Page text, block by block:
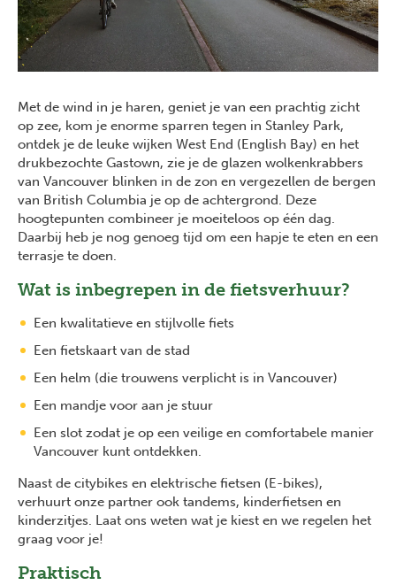
Met de wind in je haren, geniet je van een prachtig zicht
op zee, kom je enorme sparren tegen in Stanley Park,
ontdek je de leuke wijken West End (English Bay) en het
drukbezochte Gastown, zie je de glazen wolkenkrabbers
van Vancouver blinken in de zon en vergezellen de bergen
van British Columbia je op de achtergrond. Deze
hoogtepunten combineer je moeiteloos op één dag.
Daarbij heb je nog genoeg tijd om een hapje te eten en een
terrasje te doen.
Wat is inbegrepen in de fietsverhuur?
Een kwalitatieve en stijlvolle fiets
Een fietskaart van de stad
Een helm (die trouwens verplicht is in Vancouver)
Een mandje voor aan je stuur
Een slot zodat je op een veilige en comfortabele manier
Vancouver kunt ontdekken.
Naast de citybikes en elektrische fietsen (E-bikes),
verhuurt onze partner ook tandems, kinderfietsen en
kinderzitjes. Laat ons weten wat je kiest en we regelen het
graag voor je!
Praktisch